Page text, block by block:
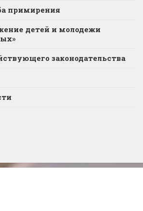
примирения
детей и молодежи
законодательства